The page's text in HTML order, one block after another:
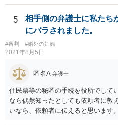
当に何が何でも面会交流したい（子
は、あなたに対する嫌がらせだっ
ういう男はDV・虐待系の男には珍
親の権利ではなく、『子どものため
（自分の気持ちを言える年齢）を考
要もありません。 相手から面会交流
ったときに対応すれば十分だと思い
せなかった（連絡をしてこなかった
も、そのような請求は、まず認めら
書を持参して、お近くの弁護士に法
5
相手側の弁護士に私たち
にバラされました。
#審判 #婚外の妊娠
2021年8月5日
匿名A 弁護士
住民票等の秘匿の手続を役所でして
なら偶然知ったとしても依頼者に教
いなら、依頼者に伝えると思います。